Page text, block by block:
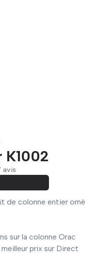
K1002
avis
de colonne entier orné
sur la colonne Orac
prix sur Direct